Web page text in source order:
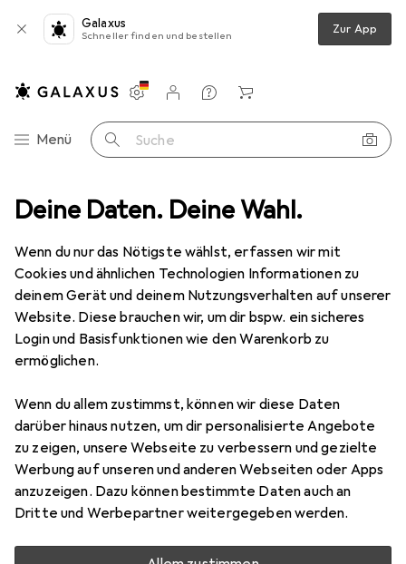
Deine Daten. Deine Wahl.
Wenn du nur das Nötigste wählst, erfassen wir mit
Cookies und ähnlichen Technologien Informationen zu
deinem Gerät und deinem Nutzungsverhalten auf unserer
Website. Diese brauchen wir, um dir bspw. ein sicheres
Login und Basisfunktionen wie den Warenkorb zu
ermöglichen.
Wenn du allem zustimmst, können wir diese Daten
darüber hinaus nutzen, um dir personalisierte Angebote
zu zeigen, unsere Webseite zu verbessern und gezielte
Werbung auf unseren und anderen Webseiten oder Apps
anzuzeigen. Dazu können bestimmte Daten auch an
Dritte und Werbepartner weitergegeben werden.
Galaxus
Schneller finden und bestellen Zur App
Navigation nach Kategorien
Menü Suche
Einstellungen
Kundenkonto
Vergleichslisten
Merklisten
Warenkorb
Urban Classics Ladies Synthetic Leather High Waist Leggings
18 Bilder
Urban Classics Ladies Synthetic
Leather High Waist Leggings
XL
Preis in EUR inkl. MwSt.
EUR
37,90
Bewertungen Marke
Mehr von Urban Classics